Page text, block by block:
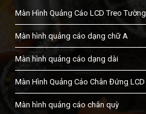
Màn Hình Quảng Cáo LCD Treo Tường
Màn hình quảng cáo dạng chữ A
Màn hình quảng cáo dạng dài
Màn Hình Quảng Cáo Chân Đứng LCD
Màn hình quảng cáo chân quỳ